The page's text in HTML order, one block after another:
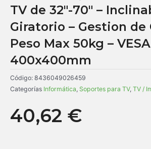
TV de 32″-70″ –
Giratorio – Gestion de
Peso Max 50kg – VESA
400x400mm
Código: 8436049026459
Categorías Informática, Soportes para TV, TV /
40,62 €